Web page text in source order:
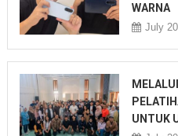
WARNA
July
UNTUK